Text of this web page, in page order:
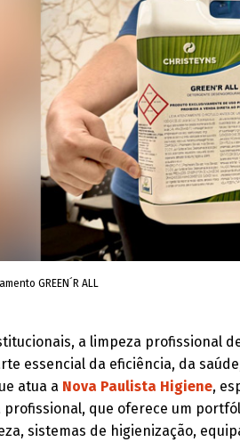
GREEN´R ALL
a limpeza profissional
essencial da eficiência, da
atua a Nova Paulista Higiene,
profissional, que oferece um
sistemas de higienização,